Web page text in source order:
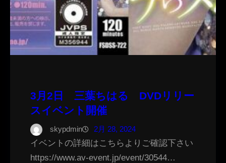
3月2日 三葉ちはる DVDリリー
スイベント開催
skypdmin 2月 28, 2024
イベントの詳細はこちらよりご確認下さい
https://www.av-event.jp/event/30544…